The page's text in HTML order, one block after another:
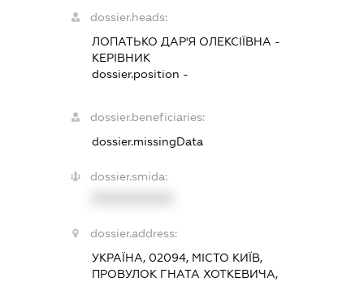
dossier.heads:
ЛОПАТЬКО ДАР'Я ОЛЕКСІЇВНА -
КЕРІВНИК
dossier.position -
dossier.beneficiaries:
dossier.missingData
dossier.smida:
dossier.address:
УКРАЇНА, 02094, МІСТО КИЇВ,
ПРОВУЛОК ГНАТА ХОТКЕВИЧА,